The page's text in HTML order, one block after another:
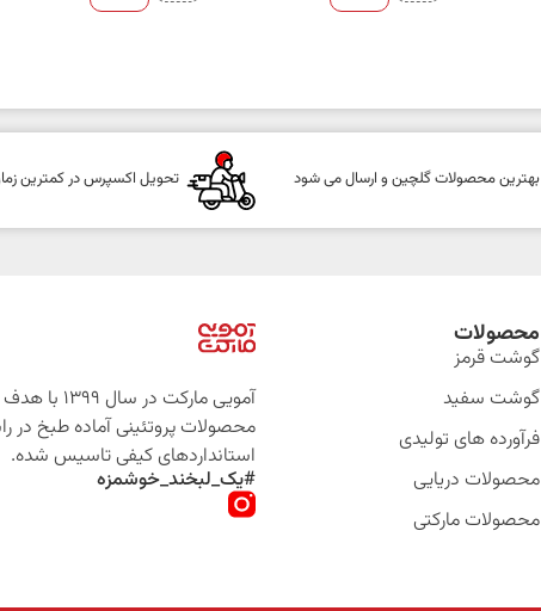
بهترین محصولات گلچین و ارسال می شود تحویل اکسپرس در کمترین
محصولات
گوشت قرمز
گوشت سفید
فرآورده های تولیدی
محصولات دریایی
محصولات مارکتی
آمویی مارکت در سال
محصولات پروتئینی آماده طبخ در
استانداردهای کیفی تاسیس شده.
#یک_لبخند_خوشمزه